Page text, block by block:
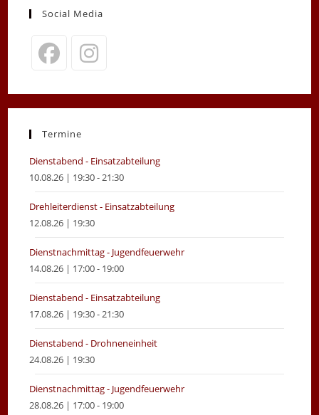
Social Media
in
new
in
new
Termine
Dienstabend - Einsatzabteilung
10.08.26 | 19:30 - 21:30
Drehleiterdienst - Einsatzabteilung
12.08.26 | 19:30
Dienstnachmittag - Jugendfeuerwehr
14.08.26 | 17:00 - 19:00
Dienstabend - Einsatzabteilung
17.08.26 | 19:30 - 21:30
Dienstabend - Drohneneinheit
24.08.26 | 19:30
Dienstnachmittag - Jugendfeuerwehr
28.08.26 | 17:00 - 19:00